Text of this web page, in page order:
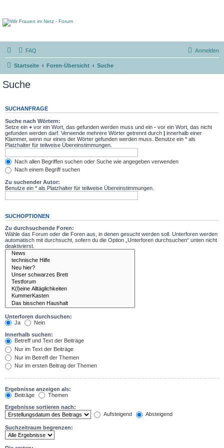
FAQ Anmelden
Startseite Foren-Übersicht Suche
Suche
SUCHANFRAGE
Suche nach Wörtern:
Setze ein + vor ein Wort, das gefunden werden muss und ein - vor ein Wort, das nicht
gefunden werden darf. Verwende mehrere Wörter getrennt durch | innerhalb einer
Klammer, wenn nur eines der Wörter gefunden werden muss. Benutze ein * als
Platzhalter für teilweise Übereinstimmungen.
Nach allen Begriffen suchen oder Suche wie angegeben verwenden
Nach einem Begriff suchen
Zu suchender Autor:
Benutze ein * als Platzhalter für teilweise Übereinstimmungen.
SUCHOPTIONEN
Zu durchsuchende Foren:
Wähle das Forum oder die Foren aus, in denen gesucht werden soll. Unterforen werden
automatisch mit durchsucht, sofern du die Option „Unterforen durchsuchen“ unten nicht
deaktivierst.
Unterforen durchsuchen:
Ja
Nein
Innerhalb suchen:
Betreff und Text der Beiträge
Nur im Text der Beiträge
Nur im Betreff der Themen
Nur im ersten Beitrag der Themen
Ergebnisse anzeigen als:
Beiträge
Themen
Ergebnisse sortieren nach:
Aufsteigend
Absteigend
Suchzeitraum begrenzen: